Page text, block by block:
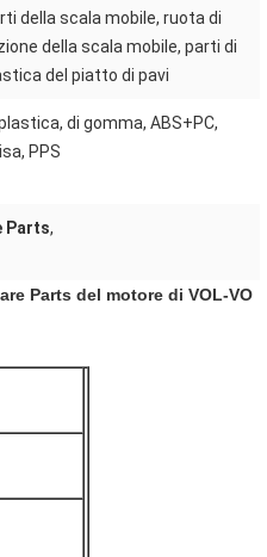
della scala mobile, ruota di
della scala mobile, parti di
del piatto di pavi
di gomma, ABS+PC,
PPS
Parts,
Parts del motore di VOL-VO